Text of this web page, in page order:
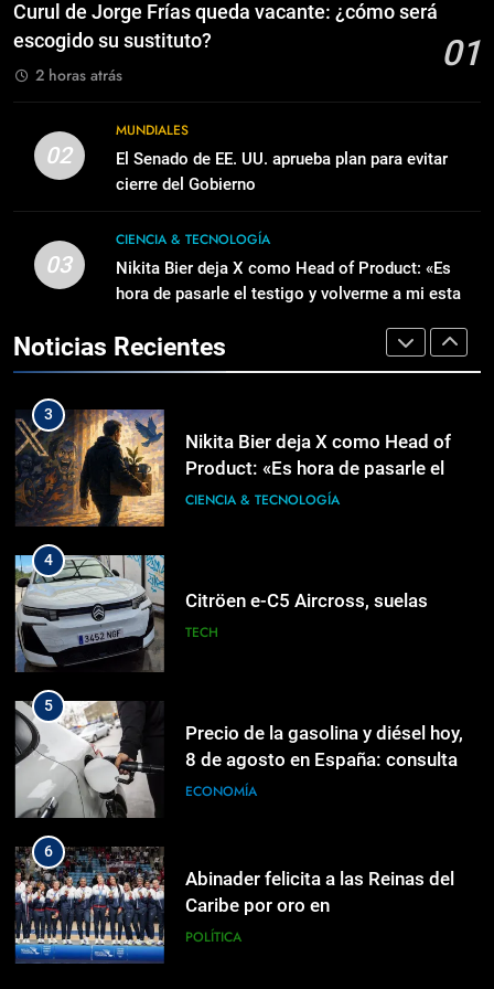
sustituto?
POLÍTICA
El Senado de EE. UU. aprueba plan
para evitar cierre del Gobierno
MUNDIALES
3
Nikita Bier deja X como Head of
Product: «Es hora de pasarle el
natural de postear»
TECH
5
precio de los carburantes
Caribe por oro en
Centroamericanos
POLÍTICA
7
energía gas en Texas
MUNDIALES
8
Curul de Jorge Frías queda vacante: ¿cómo será
escogido su sustituto?
01
2 horas atrás
02
MUNDIALES
El Senado de EE. UU. aprueba plan para evitar
cierre del Gobierno
03
CIENCIA & TECNOLOGÍA
Nikita Bier deja X como Head of Product: «Es
hora de pasarle el testigo y volverme a mi estado
Noticias Recientes
Operativos incrementan
detenciones ambientales y
Curul de Jorge Frías queda
vacante: ¿cómo será escogido su
POLÍTICA
2
El Senado de EE. UU. aprueba plan
para evitar cierre del Gobierno
MUNDIALES
3
Nikita Bier deja X como Head of
Product: «Es hora de pasarle el
testigo y volverme a mi estado
CIENCIA & TECNOLOGÍA
4
Citröen e-C5 Aircross, suelas
TECH
5
Precio de la gasolina y diésel hoy,
8 de agosto en España: consulta el
precio de los carburantes
ECONOMÍA
6
Abinader felicita a las Reinas del
Caribe por oro en
Centroamericanos
POLÍTICA